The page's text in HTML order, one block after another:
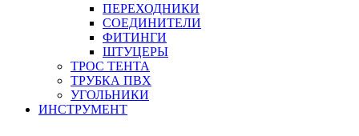
ПЕРЕХОДНИКИ
СОЕДИНИТЕЛИ
ФИТИНГИ
ШТУЦЕРЫ
ТРОС ТЕНТА
ТРУБКА ПВХ
УГОЛЬНИКИ
ИНСТРУМЕНТ